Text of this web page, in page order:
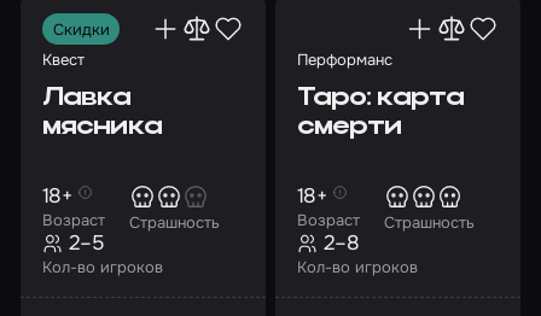
Скидки
Квест
Лавка
мясника
Возраст
18+
Страшность
Кол-во игроков
2–5
Перформанс
Таро: карта
смерти
Возраст
18+
Страшность
Кол-во игроков
2–8